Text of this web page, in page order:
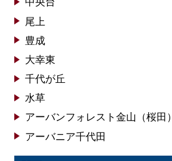
中央台
尾上
豊成
大幸東
千代が丘
水草
アーバンフォレスト金山（桜田）
アーバニア千代田